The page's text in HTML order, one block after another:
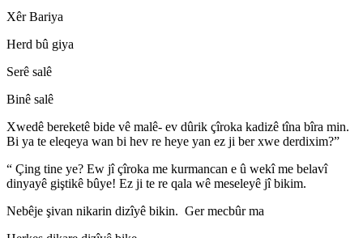
Xêr Bariya
Herd bû giya
Serê salê
Binê salê
Xwedê bereketê bide vê malê- ev dûrik çîroka kadizê tîna bîra min.
Bi ya te eleqeya wan bi hev re heye yan ez ji ber xwe derdixim?”
“ Çing tine ye? Ew jî çîroka me kurmancan e û wekî me belavî
dinyayê giştikê bûye! Ez ji te re qala wê meseleyê jî bikim.
Nebêje şivan nikarin dizîyê bikin. Ger mecbûr ma